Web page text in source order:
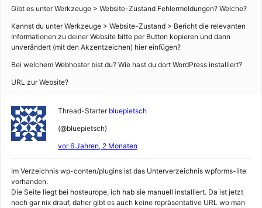
Gibt es unter Werkzeuge > Website-Zustand Fehlermeldungen? Welche?
Kannst du unter Werkzeuge > Website-Zustand > Bericht die relevanten
Informationen zu deiner Website bitte per Button kopieren und dann
unverändert (mit den Akzentzeichen) hier einfügen?
Bei welchem Webhoster bist du? Wie hast du dort WordPress installiert?
URL zur Website?
Thread-Starter bluepietsch
(@bluepietsch)
vor 6 Jahren, 2 Monaten
Im Verzeichnis wp-conten/plugins ist das Unterverzeichnis wpforms-lite
vorhanden.
Die Seite liegt bei hosteurope, ich hab sie manuell installiert. Da ist jetzt
noch gar nix drauf, daher gibt es auch keine repräsentative URL wo man